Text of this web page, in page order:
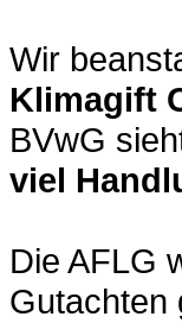
Wir
Klimagift
BVwG
viel
Die AFLG
Gutachten